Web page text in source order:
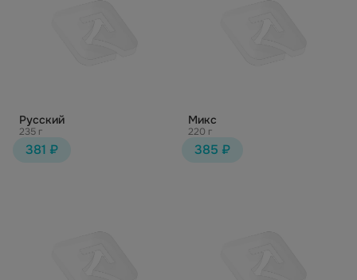
Русский
235 г
381 ₽
Микс
220 г
385 ₽